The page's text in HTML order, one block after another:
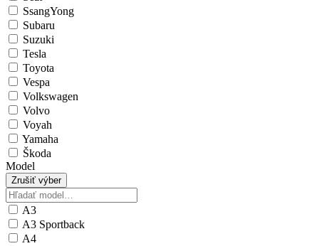
SsangYong
Subaru
Suzuki
Tesla
Toyota
Vespa
Volkswagen
Volvo
Voyah
Yamaha
Škoda
Model
Zrušiť výber
A3
A3 Sportback
A4